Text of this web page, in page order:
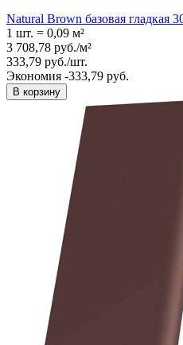
Natural Brown базовая гладкая
1 шт. = 0,09 м²
3 708,78 руб./м²
333,79 руб./шт.
Экономия -333,79 руб.
В корзину